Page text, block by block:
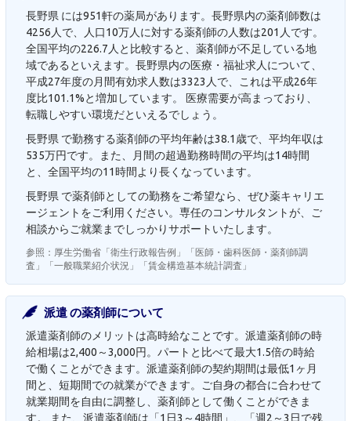
長野県 には951軒の薬局があります。長野県内の薬剤師数は
4256人で、人口10万人に対する薬剤師の人数は201人です。
全国平均の226.7人と比較すると、薬剤師が不足している地
域であるといえます。長野県内の医療・福祉求人について、
平成27年度の月間有効求人数は3323人で、これは平成26年
度比101.1%と増加しています。 医療需要が高まっており、
転職しやすい環境だといえるでしょう。
長野県 で勤務する薬剤師の平均年齢は38.1歳で、平均年収は
535万円です。また、月間の超過勤務時間の平均は14時間
と、全国平均の11時間より長くなっています。
長野県 で薬剤師としての勤務をご希望なら、ぜひ薬キャリエ
ージェントをご利用ください。専任のコンサルタントが、ご
相談からご就業までしっかりサポートいたします。
参照：厚生労働省「衛生行政報告例」「医師・歯科医師・薬剤師調
査」「一般職業紹介状況」「賃金構造基本統計調査」
派遣 の薬剤師について
派遣薬剤師のメリットは高時給なことです。派遣薬剤師の時
給相場は2,400～3,000円。パートと比べて最大1.5倍の時給
で働くことができます。派遣薬剤師の契約期間は最低1ヶ月
間と、短期間での就業ができます。ご自身の都合に合わせて
就業期間を自由に調整し、薬剤師として働くことができま
す。 また、派遣薬剤師は「1日3～4時間」、「週2～3日で残